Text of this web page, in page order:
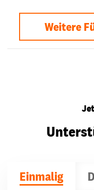
Weitere
Einmalig